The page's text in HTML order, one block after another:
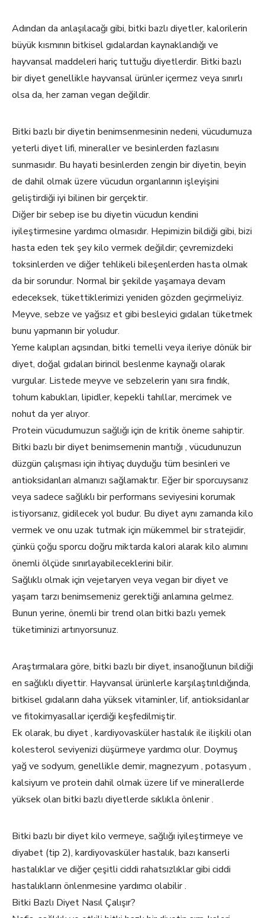
Adından da anlaşılacağı gibi, bitki bazlı diyetler, kalorilerin
büyük kısmının bitkisel gıdalardan kaynaklandığı ve
hayvansal maddeleri hariç tuttuğu diyetlerdir. Bitki bazlı
bir diyet genellikle hayvansal ürünler içermez veya sınırlı
olsa da, her zaman vegan değildir.
Bitki bazlı bir diyetin benimsenmesinin nedeni, vücudumuza
yeterli diyet lifi, mineraller ve besinlerden fazlasını
sunmasıdır. Bu hayati besinlerden zengin bir diyetin, beyin
de dahil olmak üzere vücudun organlarının işleyişini
geliştirdiği iyi bilinen bir gerçektir.
Diğer bir sebep ise bu diyetin vücudun kendini
iyileştirmesine yardımcı olmasıdır. Hepimizin bildiği gibi, bizi
hasta eden tek şey kilo vermek değildir; çevremizdeki
toksinlerden ve diğer tehlikeli bileşenlerden hasta olmak
da bir sorundur. Normal bir şekilde yaşamaya devam
edeceksek, tükettiklerimizi yeniden gözden geçirmeliyiz.
Meyve, sebze ve yağsız et gibi besleyici gıdaları tüketmek
bunu yapmanın bir yoludur.
Yeme kalıpları açısından, bitki temelli veya ileriye dönük bir
diyet, doğal gıdaları birincil beslenme kaynağı olarak
vurgular. Listede meyve ve sebzelerin yanı sıra fındık,
tohum kabukları, lipidler, kepekli tahıllar, mercimek ve
nohut da yer alıyor.
Protein vücudumuzun sağlığı için de kritik öneme sahiptir.
Bitki bazlı bir diyet benimsemenin mantığı , vücudunuzun
düzgün çalışması için ihtiyaç duyduğu tüm besinleri ve
antioksidanları almanızı sağlamaktır. Eğer bir sporcuysanız
veya sadece sağlıklı bir performans seviyesini korumak
istiyorsanız, gidilecek yol budur. Bu diyet aynı zamanda kilo
vermek ve onu uzak tutmak için mükemmel bir stratejidir,
çünkü çoğu sporcu doğru miktarda kalori alarak kilo alımını
önemli ölçüde sınırlayabileceklerini bilir.
Sağlıklı olmak için vejetaryen veya vegan bir diyet ve
yaşam tarzı benimsemeniz gerektiği anlamına gelmez.
Bunun yerine, önemli bir trend olan bitki bazlı yemek
tüketiminizi artırıyorsunuz.
Araştırmalara göre, bitki bazlı bir diyet, insanoğlunun bildiği
en sağlıklı diyettir. Hayvansal ürünlerle karşılaştırıldığında,
bitkisel gıdaların daha yüksek vitaminler, lif, antioksidanlar
ve fitokimyasallar içerdiği keşfedilmiştir.
Ek olarak, bu diyet , kardiyovasküler hastalık ile ilişkili olan
kolesterol seviyenizi düşürmeye yardımcı olur. Doymuş
yağ ve sodyum, genellikle demir, magnezyum , potasyum ,
kalsiyum ve protein dahil olmak üzere lif ve minerallerde
yüksek olan bitki bazlı diyetlerde sıklıkla önlenir .
Bitki bazlı bir diyet kilo vermeye, sağlığı iyileştirmeye ve
diyabet (tip 2), kardiyovasküler hastalık, bazı kanserli
hastalıklar ve diğer çeşitli ciddi rahatsızlıklar gibi ciddi
hastalıkların önlenmesine yardımcı olabilir .
Bitki Bazlı Diyet Nasıl Çalışır?